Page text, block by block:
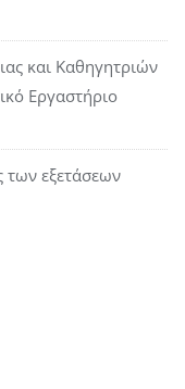
και Καθηγητριών
Εργαστήριο
των εξετάσεων